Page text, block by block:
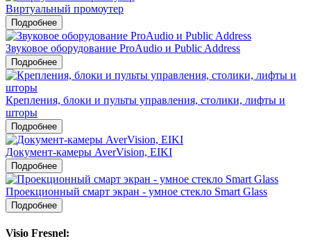
Виртуальный промоутер
Подробнее
Звуковое оборудование ProAudio и Public Address
Подробнее
Крепления, блоки и пульты управления, столики, лифты и
шторы
Подробнее
Документ-камеры AverVision, EIKI
Подробнее
Проекционный смарт экран - умное стекло Smart Glass
Подробнее
Visio Fresnel: